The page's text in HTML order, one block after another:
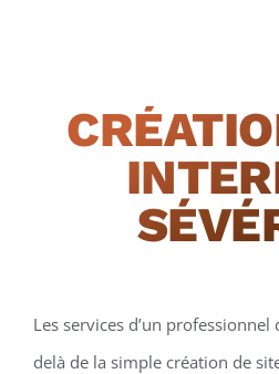
Les services d’un professionnel
delà de la simple création de